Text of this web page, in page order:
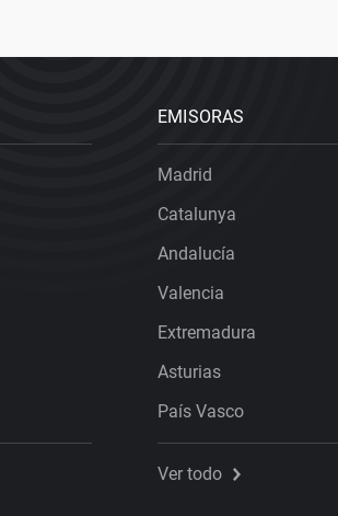
EMISORAS
Madrid
Catalunya
Andalucía
Valencia
Extremadura
Asturias
País Vasco
Ver todo